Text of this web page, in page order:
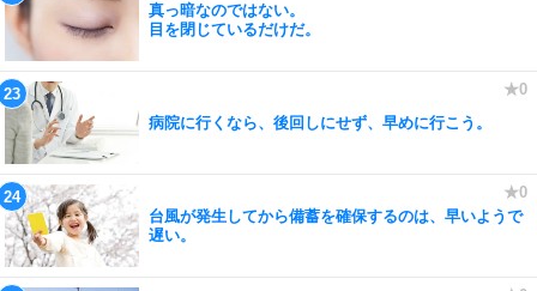
真っ暗なのではない。
目を閉じているだけだ。
病院に行くなら、後回しにせず、早めに行こう。
台風が発生してから備蓄を確保するのは、早いようで
遅い。